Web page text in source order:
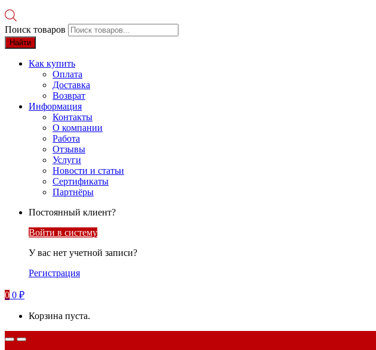
Поиск товаров
Найти
Как купить
Оплата
Доставка
Возврат
Информация
Контакты
О компании
Работа
Отзывы
Услуги
Новости и статьи
Сертификаты
Партнёры
Постоянный клиент?
Войти в систему
У вас нет учетной записи?
Регистрация
0 0 ₽
Корзина пуста.